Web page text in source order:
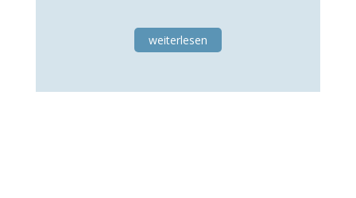
weiterlesen